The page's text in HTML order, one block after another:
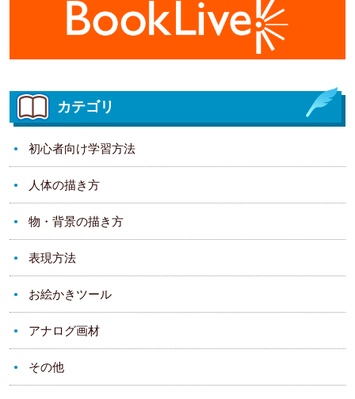
カテゴリ
初心者向け学習方法
人体の描き方
物・背景の描き方
表現方法
お絵かきツール
アナログ画材
その他